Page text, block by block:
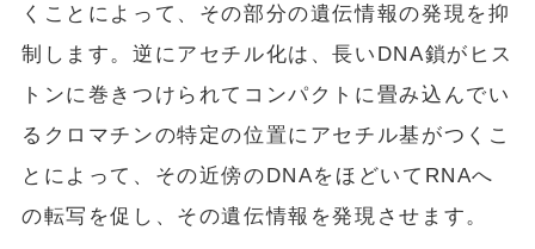
くことによって、その部分の遺伝情報の発現を抑
制します。逆にアセチル化は、長いDNA鎖がヒス
トンに巻きつけられてコンパクトに畳み込んでい
るクロマチンの特定の位置にアセチル基がつくこ
とによって、その近傍のDNAをほどいてRNAへ
の転写を促し、その遺伝情報を発現させます。